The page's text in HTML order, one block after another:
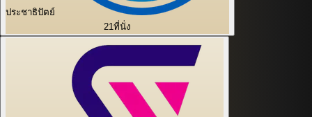
ประชาธิปัตย์
21ที่นั่ง